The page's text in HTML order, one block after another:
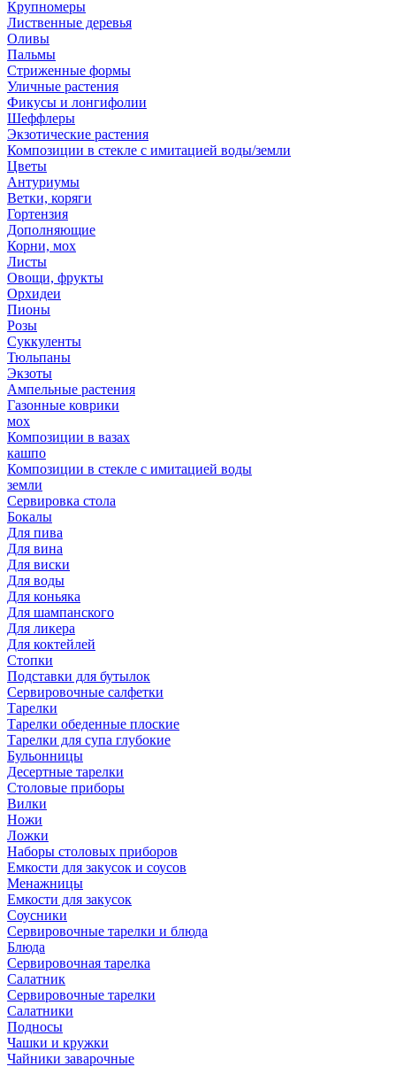
Крупномеры
Лиственные деревья
Оливы
Пальмы
Стриженные формы
Уличные растения
Фикусы и лонгифолии
Шеффлеры
Экзотические растения
Композиции в стекле с имитацией воды/земли
Цветы
Антуриумы
Ветки, коряги
Гортензия
Дополняющие
Корни, мох
Листы
Овощи, фрукты
Орхидеи
Пионы
Розы
Суккуленты
Тюльпаны
Экзоты
Ампельные растения
Газонные коврики
мох
Композиции в вазах
кашпо
Композиции в стекле с имитацией воды
земли
Сервировка стола
Бокалы
Для пива
Для вина
Для виски
Для воды
Для коньяка
Для шампанского
Для ликера
Для коктейлей
Стопки
Подставки для бутылок
Сервировочные салфетки
Тарелки
Тарелки обеденные плоские
Тарелки для супа глубокие
Бульонницы
Десертные тарелки
Столовые приборы
Вилки
Ножи
Ложки
Наборы столовых приборов
Емкости для закусок и соусов
Менажницы
Емкости для закусок
Соусники
Сервировочные тарелки и блюда
Блюда
Сервировочная тарелка
Салатник
Сервировочные тарелки
Салатники
Подносы
Чашки и кружки
Чайники заварочные